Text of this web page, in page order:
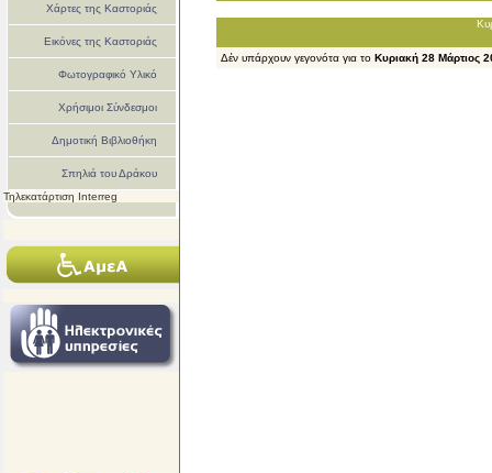
Χάρτες της Καστοριάς
Εικόνες της Καστοριάς
Φωτογραφικό Υλικό
Χρήσιμοι Σύνδεσμοι
Δημοτική Βιβλιοθήκη
Σπηλιά του Δράκου
Τηλεκατάρτιση Interreg
Δέν υπάρχουν γεγονότα για το Κυριακή 28 Μάρτιος